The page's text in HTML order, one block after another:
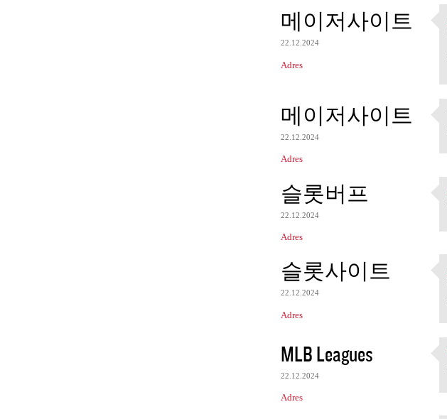
메이저사이트
22.12.2024
Adres
메이저사이트
22.12.2024
Adres
슬롯버프
22.12.2024
Adres
슬롯사이트
22.12.2024
Adres
MLB Leagues
22.12.2024
Adres